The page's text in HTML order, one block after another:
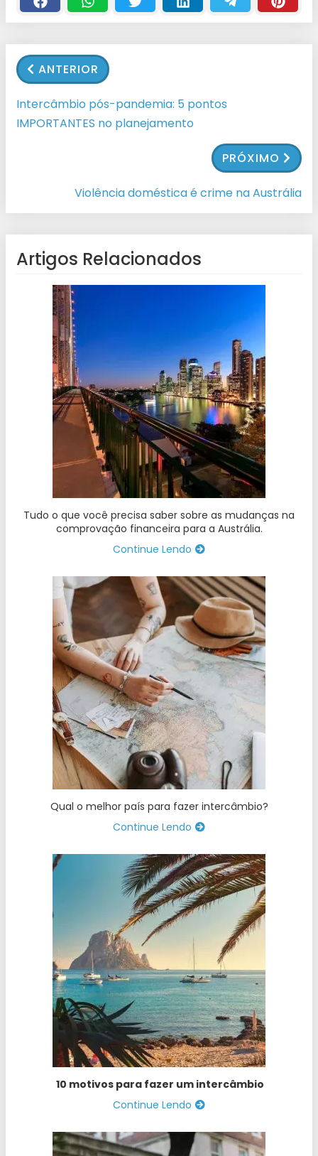
ANTERIOR
Intercâmbio pós-pandemia: 5 pontos
IMPORTANTES no planejamento
PRÓXIMO
Violência doméstica é crime na Austrália
Artigos Relacionados
Tudo o que você precisa saber sobre as mudanças na
comprovação financeira para a Austrália.
Continue Lendo
Qual o melhor país para fazer intercâmbio?
Continue Lendo
10 motivos para fazer um intercâmbio
Continue Lendo